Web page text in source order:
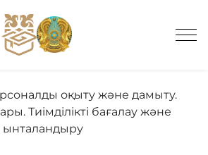
оқыту және дамыту.
Тиімділікті бағалау және
ынталандыру